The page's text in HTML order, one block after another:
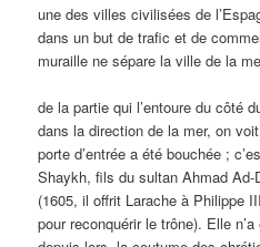
une des villes civilisées de
dans un but de trafic et de
muraille ne sépare la ville de la
de la partie qui l’entoure du côté
dans la direction de la mer, on
porte d’entrée a été bouchée ;
Shaykh, fils du sultan Ahmad
(1605, il offrit Larache à Philippe
pour reconquérir le trône). Elle